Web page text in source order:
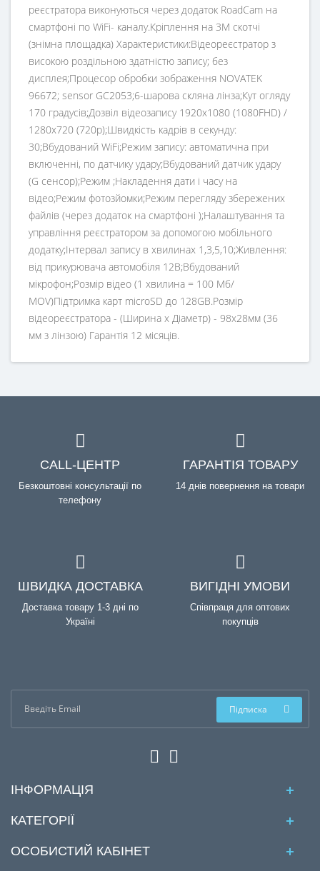
реєстратора виконуються через додаток RoadCam на
смартфоні по WiFi- каналу.Кріплення на 3М скотчі
(знімна площадка) Характеристики:Відеореєстратор з
високою роздільною здатністю запису; без
дисплея;Процесор обробки зображення NOVATEK
96672; sensor GC2053;6-шарова скляна лінза;Кут огляду
170 градусів;Дозвіл відеозапису 1920x1080 (1080FHD) /
1280х720 (720р);Швидкість кадрів в секунду:
30;Вбудований WiFi;Режим запису: автоматична при
включенні, по датчику удару;Вбудований датчик удару
(G сенсор);Режим ;Накладення дати і часу на
відео;Режим фотозйомки;Режим перегляду збережених
файлів (через додаток на смартфоні );Налаштування та
управління реєстратором за допомогою мобільного
додатку;Інтервал запису в хвилинах 1,3,5,10;Живлення:
від прикурювача автомобіля 12В;Вбудований
мікрофон;Розмір відео (1 хвилина = 100 Мб/
MOV)Підтримка карт microSD до 128GB.Розмір
відеореєстратора - (Ширина х Діаметр) - 98х28мм (36
мм з лінзою) Гарантія 12 місяців.
CALL-ЦЕНТР
Безкоштовні консультації по
телефону
ГАРАНТІЯ ТОВАРУ
14 днів повернення на товари
ШВИДКА ДОСТАВКА
Доставка товару 1-3 дні по
Україні
ВИГІДНІ УМОВИ
Співпраця для оптових
покупців
Підписка
ІНФОРМАЦІЯ
КАТЕГОРІЇ
ОСОБИСТИЙ КАБІНЕТ